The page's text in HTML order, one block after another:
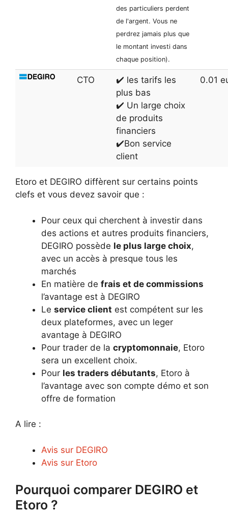
des particuliers perdent
de l'argent. Vous ne
perdrez jamais plus que
le montant investi dans
chaque position).
CTO
✔️ les tarifs les
plus bas
✔️ Un large choix
de produits
financiers
✔️Bon service
client
0.01
Etoro et DEGIRO diffèrent sur certains points
clefs et vous devez savoir que :
Pour ceux qui cherchent à investir dans
des actions et autres produits financiers,
DEGIRO possède le plus large choix,
avec un accès à presque tous les
marchés
En matière de frais et de commissions
l’avantage est à DEGIRO
Le service client est compétent sur les
deux plateformes, avec un leger
avantage à DEGIRO
Pour trader de la cryptomonnaie, Etoro
sera un excellent choix.
Pour les traders débutants, Etoro à
l’avantage avec son compte démo et son
offre de formation
A lire :
Avis sur DEGIRO
Avis sur Etoro
Pourquoi comparer DEGIRO et
Etoro ?